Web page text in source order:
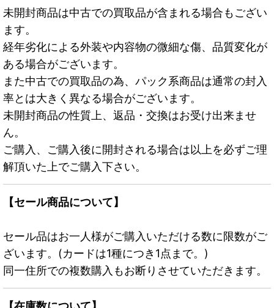
未開封商品は中古での買取品が含まれる場合もござい
ます。
経年劣化による外装や内容物の微細な傷、品質変化が
ある場合がございます。
また中古での買取品の為、パック系商品は通常の封入
率とは大きく異なる場合がございます。
未開封商品の性質上、返品・交換はお受け出来ませ
ん。
ご購入、ご購入後に開封される場合は以上を必ずご理
解頂いた上でご購入下さい。
【セール商品について】
セール品はお一人様がご購入いただける数に限数がご
ざいます。(カードは1種につき1点まで。)
同一住所での複数購入もお断りさせていただきます。